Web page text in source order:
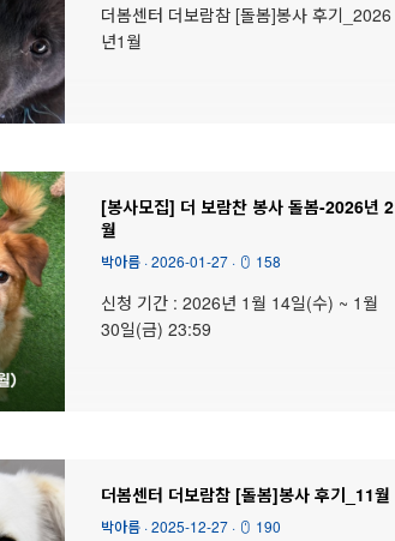
더봄센터 더보람참 [돌봄]봉사 후기_2026
년1월
[봉사모집] 더 보람찬 봉사 돌봄-2026년 2
월
박아름 ·2026-01-27 · 158
신청 기간 : 2026년 1월 14일(수) ~ 1월
30일(금) 23:59
더봄센터 더보람참 [돌봄]봉사 후기_11월
박아름 ·2025-12-27 · 190